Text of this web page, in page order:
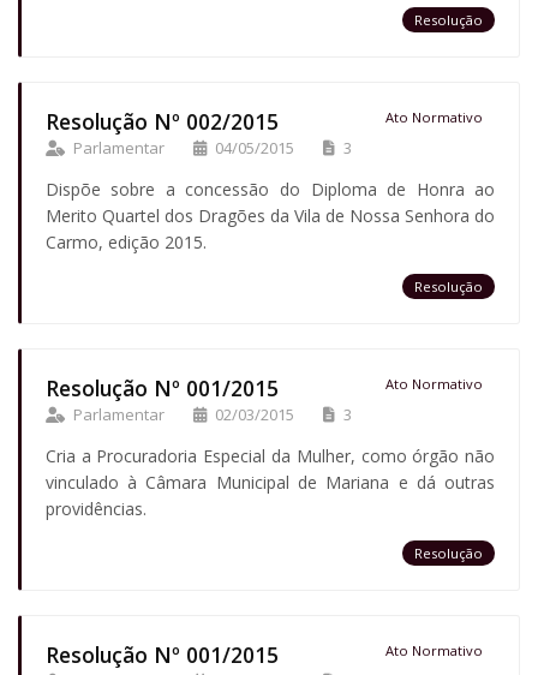
Resolução
Resolução Nº 002/2015 Ato Normativo
Parlamentar 04/05/2015 3
Dispõe sobre a concessão do Diploma de Honra ao
Merito Quartel dos Dragões da Vila de Nossa Senhora do
Carmo, edição 2015.
Resolução
Resolução Nº 001/2015 Ato Normativo
Parlamentar 02/03/2015 3
Cria a Procuradoria Especial da Mulher, como órgão não
vinculado à Câmara Municipal de Mariana e dá outras
providências.
Resolução
Resolução Nº 001/2015 Ato Normativo